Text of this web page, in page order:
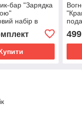
бар "Зарядка
набір в
+ 6 чарок.
499